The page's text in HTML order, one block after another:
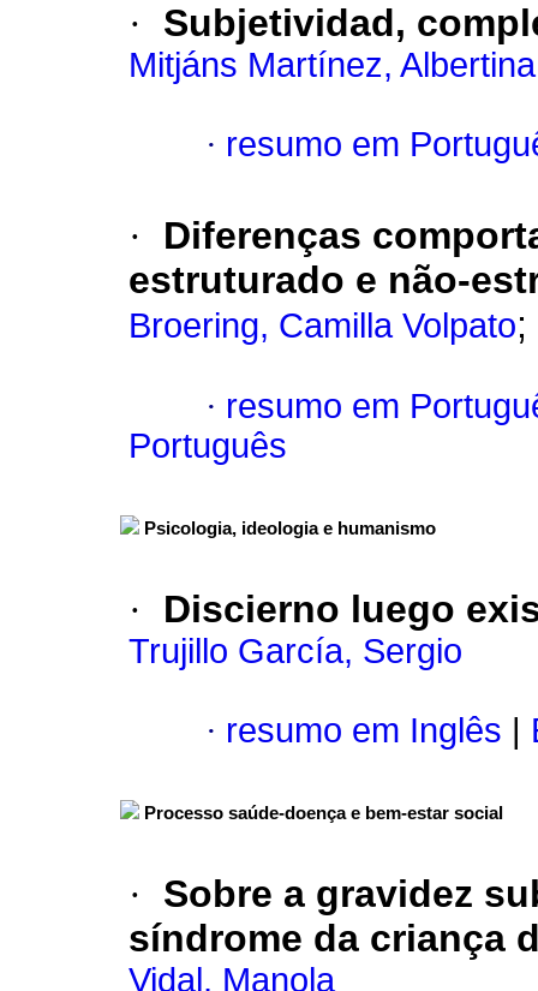
· Subjetividad,
Mitjáns Martínez, Albertina
· resumo em
·
Diferenças
estruturado e não-
Broering, Camilla Volpato;
· resumo em
Português
Psicologia, ideologia e humanismo
· Discierno luego
Trujillo García, Sergio
· resumo em Inglês
Processo saúde-doença e bem-estar social
·
Sobre a gravidez
síndrome da criança
Vidal, Manola